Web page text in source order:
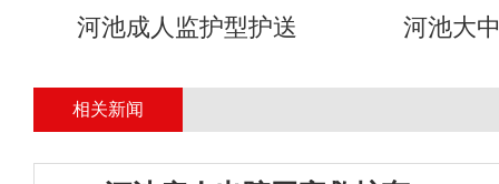
河池成人监护型护送 河池大
相关新闻